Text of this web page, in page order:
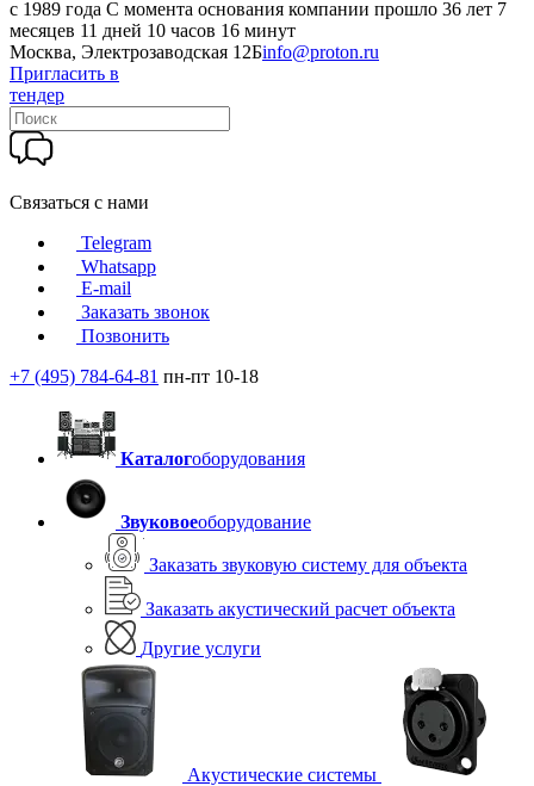
c 1989 года С момента основания компании прошло 36 лет 7
месяцев 11 дней 10 часов 16 минут
Москва, Электрозаводская 12Бinfo@proton.ru
Пригласить в
тендер
Связаться с нами
Telegram
Whatsapp
E-mail
Заказать звонок
Позвонить
+7 (495) 784-64-81 пн-пт 10-18
Каталогоборудования
Звуковоеоборудование
Заказать звуковую систему для объекта
Заказать акустический расчет объекта
Другие услуги
Акустические системы